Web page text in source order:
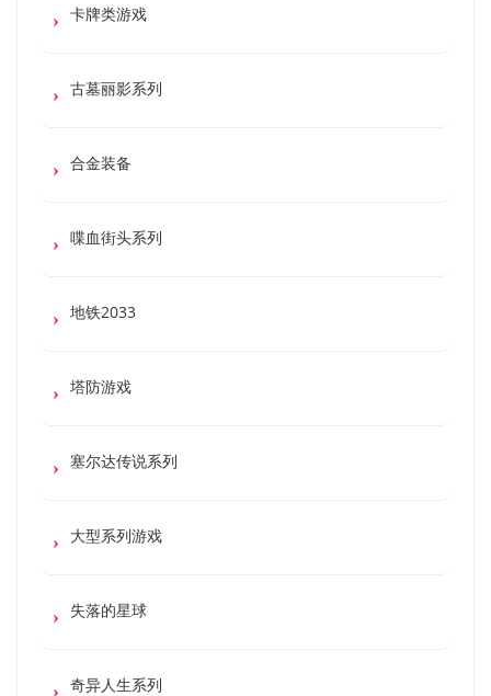
卡牌类游戏
古墓丽影系列
合金装备
喋血街头系列
地铁2033
塔防游戏
塞尔达传说系列
大型系列游戏
失落的星球
奇异人生系列